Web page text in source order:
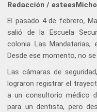
Redacción /
El pasado 4 de febrero,
salió de la Escuela
colonia Las Mandatarias,
Desde ese momento, no
Las cámaras de
lograron registrar el
a un consultorio médico
para un dentista, pero